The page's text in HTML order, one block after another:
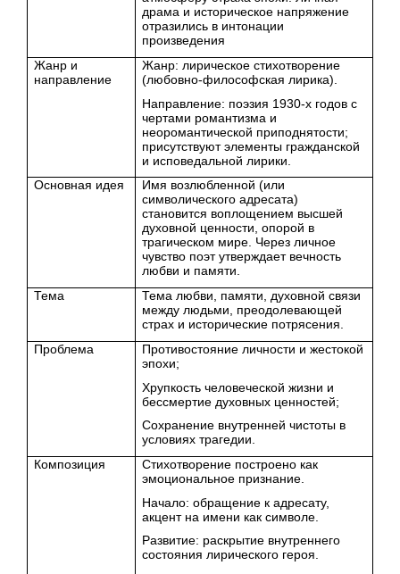
драма и историческое напряжение
отразились в интонации
произведения
Жанр и
направление
Жанр: лирическое стихотворение
(любовно-философская лирика).
Направление: поэзия 1930-х годов с
чертами романтизма и
неоромантической приподнятости;
присутствуют элементы гражданской
и исповедальной лирики.
Основная идея
Имя возлюбленной (или
символического адресата)
становится воплощением высшей
духовной ценности, опорой в
трагическом мире. Через личное
чувство поэт утверждает вечность
любви и памяти.
Тема
Тема любви, памяти, духовной связи
между людьми, преодолевающей
страх и исторические потрясения.
Проблема
Противостояние личности и жестокой
эпохи;
Хрупкость человеческой жизни и
бессмертие духовных ценностей;
Сохранение внутренней чистоты в
условиях трагедии.
Композиция
Стихотворение построено как
эмоциональное признание.
Начало: обращение к адресату,
акцент на имени как символе.
Развитие: раскрытие внутреннего
состояния лирического героя.